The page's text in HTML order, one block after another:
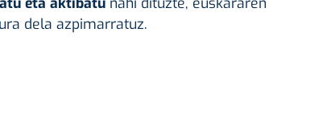
dela azpimarratuz.